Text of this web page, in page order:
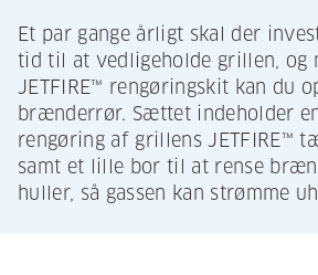
Et par gange årligt skal der
tid til at vedligeholde grillen, og
JETFIRE™ rengøringskit kan du
brænderrør. Sættet indeholder
rengøring af grillens JETFIRE™
samt et lille bor til at rense
huller, så gassen kan strømme